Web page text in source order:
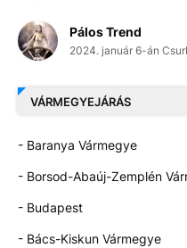
Pálos Trend
2024. január 6-án
VÁRMEGYEJÁRÁS
- Baranya Vármegye
- Borsod-Abaúj-Zemplén
- Budapest
- Bács-Kiskun Vármegye